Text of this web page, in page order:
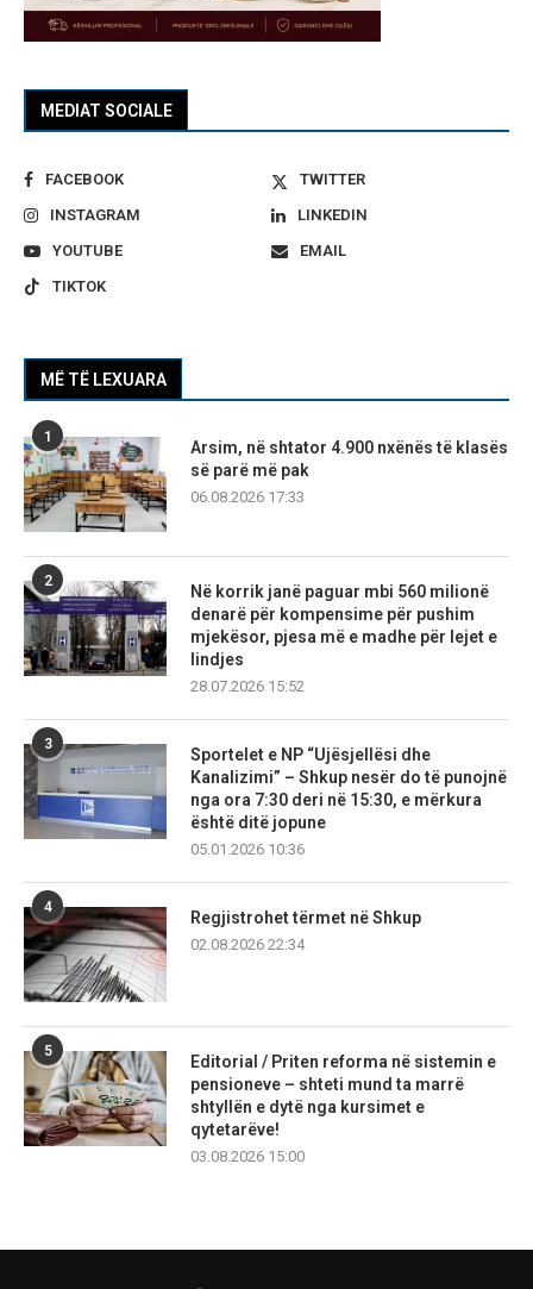
MEDIAT SOCIALE
FACEBOOK
TWITTER
INSTAGRAM
LINKEDIN
YOUTUBE
EMAIL
TIKTOK
MË TË LEXUARA
1
Arsim, në shtator 4.900 nxënës të klasës
së parë më pak
06.08.2026 17:33
2
Në korrik janë paguar mbi 560 milionë
denarë për kompensime për pushim
mjekësor, pjesa më e madhe për lejet e
lindjes
28.07.2026 15:52
3
Sportelet e NP “Ujësjellësi dhe
Kanalizimi” – Shkup nesër do të punojnë
nga ora 7:30 deri në 15:30, e mërkura
është ditë jopune
05.01.2026 10:36
4
Regjistrohet tërmet në Shkup
02.08.2026 22:34
5
Editorial / Priten reforma në sistemin e
pensioneve – shteti mund ta marrë
shtyllën e dytë nga kursimet e
qytetarëve!
03.08.2026 15:00